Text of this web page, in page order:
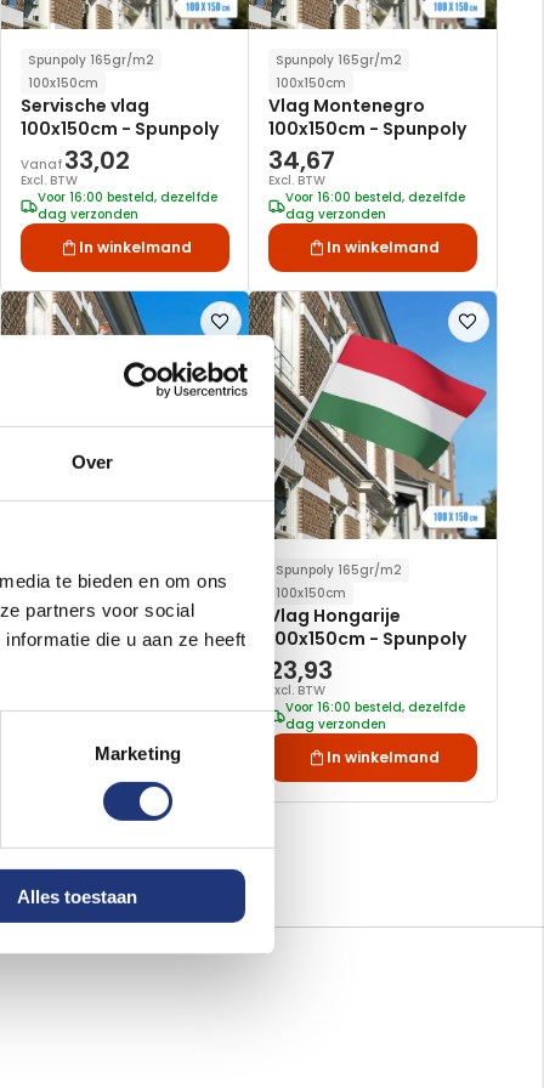
Over
te bieden en om ons
partners voor social
die u aan ze heeft
Marketing
Alles toestaan
Spunpoly 165gr/m2
100x150cm
Servische vlag
100x150cm - Spunpoly
Vanaf 33,02
Excl. BTW
Voor 16:00 besteld, dezelfde
dag verzonden
In winkelmand
Spunpoly 165gr/m2
100x150cm
Vlag Montenegro
100x150cm - Spunpoly
34,67
Excl. BTW
Voor 16:00 besteld, dezelfde
dag verzonden
In winkelmand
Voeg
toe
aan
verlanglijst
Spunpoly 165gr/m2
100x150cm
Bosnische vlag
100x150cm - Spunpoly
Voor 16:00 besteld, dezelfde
In winkelmand
Voeg
toe
aan
verlanglijst
Spunpoly 165gr/m2
100x150cm
Vlag Hongarije
100x150cm - Spunpoly
23,93
Excl. BTW
Voor 16:00 besteld, dezelfde
dag verzonden
In winkelmand